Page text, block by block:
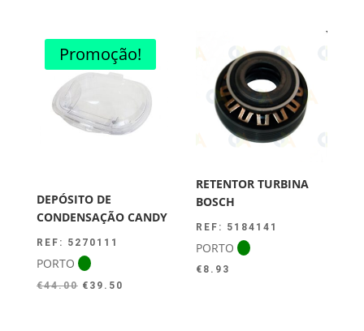
Promoção!
DEPÓSITO DE
CONDENSAÇÃO CANDY
REF: 5270111
PORTO
€44.00 O
€ 39.50
RETENTOR TURBINA
BOSCH
REF: 5184141
PORTO
€ 8.93